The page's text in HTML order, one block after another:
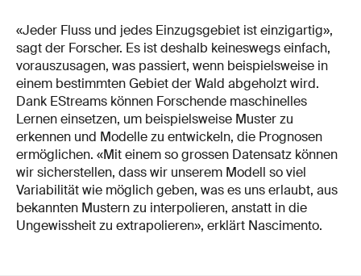
«Jeder Fluss und jedes Einzugsgebiet ist einzigartig»,
sagt der Forscher. Es ist deshalb keineswegs einfach,
vorauszusagen, was passiert, wenn beispielsweise in
einem bestimmten Gebiet der Wald abgeholzt wird.
Dank EStreams können Forschende maschinelles
Lernen einsetzen, um beispielsweise Muster zu
erkennen und Modelle zu entwickeln, die Prognosen
ermöglichen. «Mit einem so grossen Datensatz können
wir sicherstellen, dass wir unserem Modell so viel
Variabilität wie möglich geben, was es uns erlaubt, aus
bekannten Mustern zu interpolieren, anstatt in die
Ungewissheit zu extrapolieren», erklärt Nascimento.